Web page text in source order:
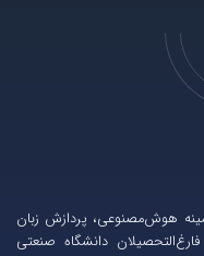
هوش‌مصنوعی، پردازش زبان
دانشگاه صنعتی